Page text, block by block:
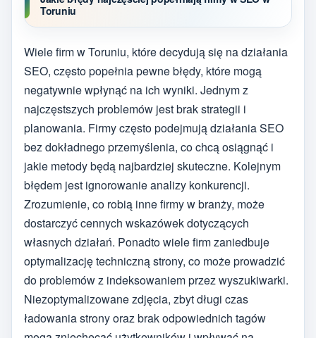
Toruniu
Wiele firm w Toruniu, które decydują się na działania
SEO, często popełnia pewne błędy, które mogą
negatywnie wpłynąć na ich wyniki. Jednym z
najczęstszych problemów jest brak strategii i
planowania. Firmy często podejmują działania SEO
bez dokładnego przemyślenia, co chcą osiągnąć i
jakie metody będą najbardziej skuteczne. Kolejnym
błędem jest ignorowanie analizy konkurencji.
Zrozumienie, co robią inne firmy w branży, może
dostarczyć cennych wskazówek dotyczących
własnych działań. Ponadto wiele firm zaniedbuje
optymalizację techniczną strony, co może prowadzić
do problemów z indeksowaniem przez wyszukiwarki.
Niezoptymalizowane zdjęcia, zbyt długi czas
ładowania strony oraz brak odpowiednich tagów